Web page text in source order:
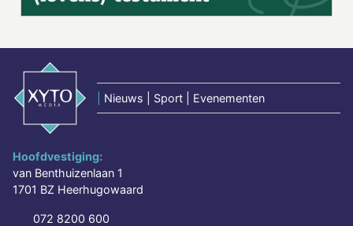
Nieuws | Sport | Evenementen
Hoofdvestiging:
van Benthuizenlaan 1
1701 BZ Heerhugowaard
072 8200 600